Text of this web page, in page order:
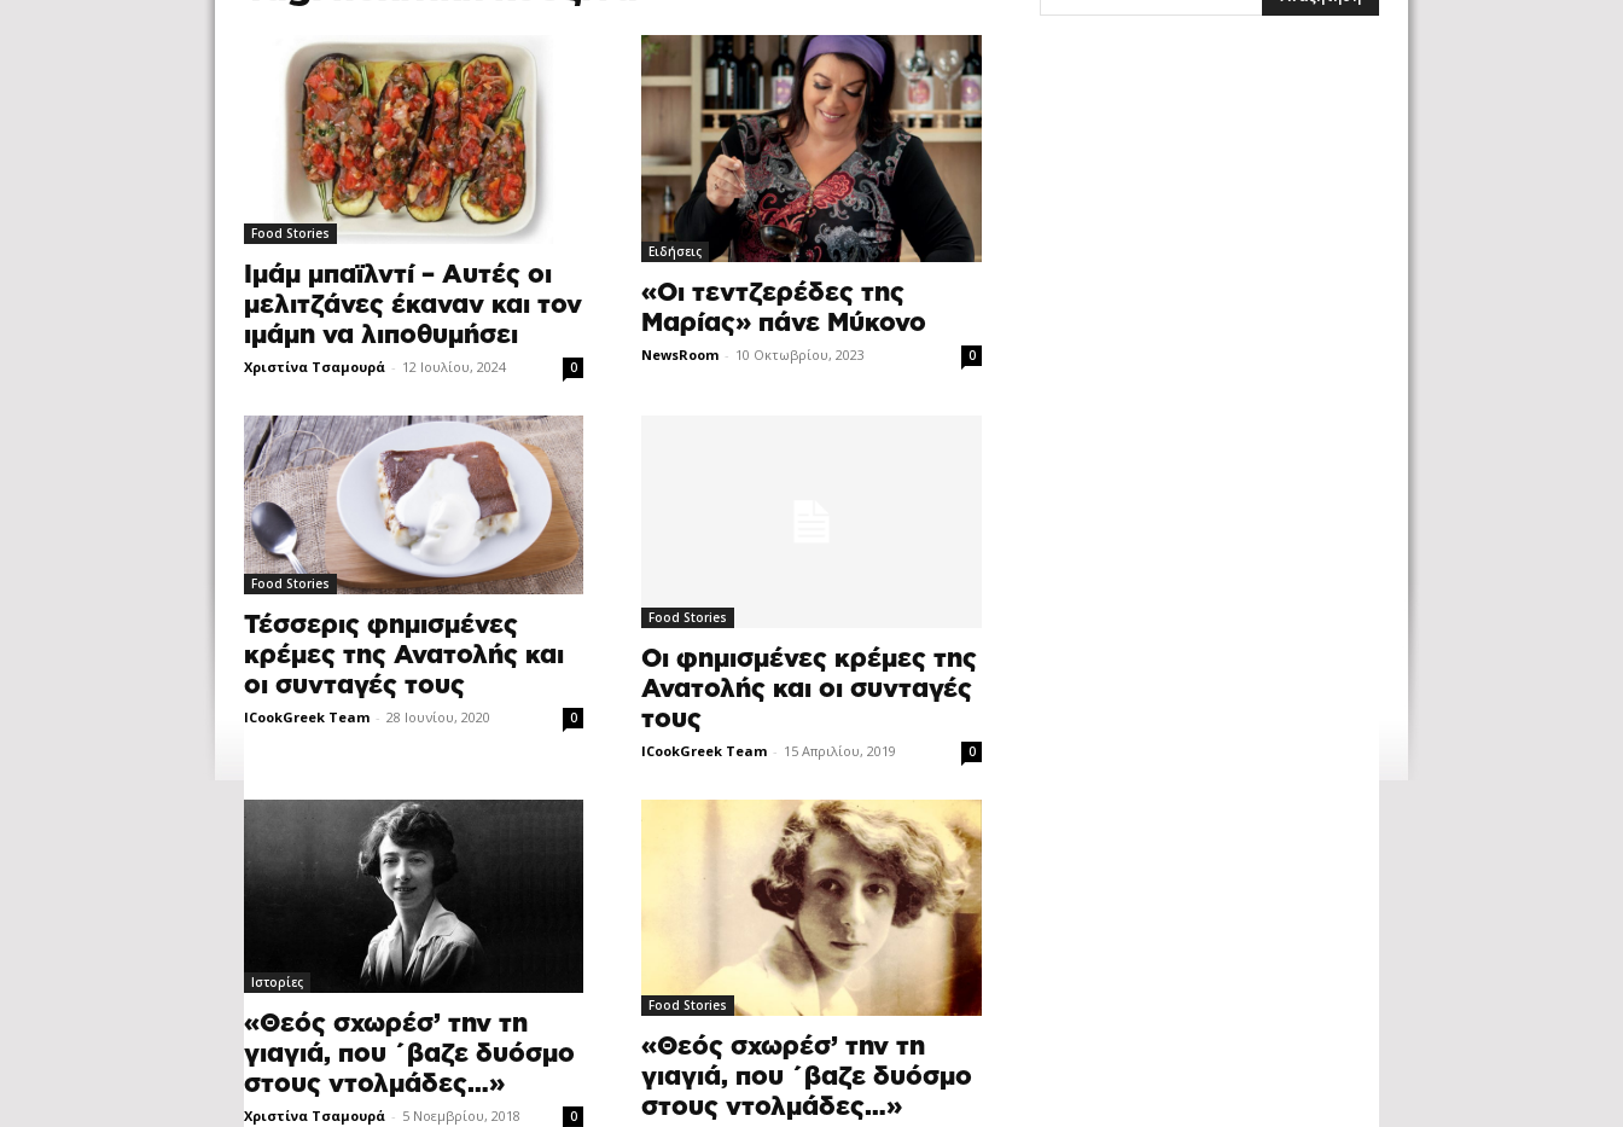
Food Stories
Ιμάμ μπαϊλντί – Αυτές οι
μελιτζάνες έκαναν και τον
ιμάμη να λιποθυμήσει
Χριστίνα Τσαμουρά - 12 Ιουλίου, 2024 0
Ειδήσεις
«Οι τεντζερέδες της
Μαρίας» πάνε Μύκονο
NewsRoom - 10 Οκτωβρίου, 2023 0
Food Stories
Τέσσερις φημισμένες
κρέμες της Ανατολής και
οι συνταγές τους
ICookGreek Team - 28 Ιουνίου, 2020 0
Food Stories
Οι φημισμένες κρέμες της
Ανατολής και οι συνταγές
τους
ICookGreek Team - 15 Απριλίου, 2019 0
Ιστορίες
«Θεός σχωρέσ’ την τη
γιαγιά, που ΄βαζε δυόσμο
στους ντολμάδες…»
Χριστίνα Τσαμουρά - 5 Νοεμβρίου, 2018 0
Food Stories
«Θεός σχωρέσ’ την τη
γιαγιά, που ΄βαζε δυόσμο
στους ντολμάδες…»